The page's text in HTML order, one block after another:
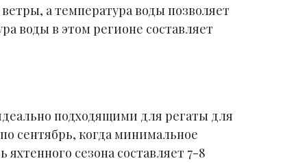
а температура воды позволяет
воды в этом регионе составляет
подходящими для регаты для
сентябрь, когда минимальное
сезона составляет 7-8